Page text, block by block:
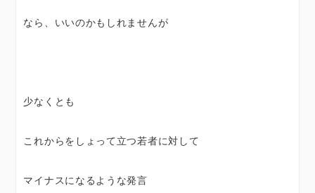
なら、いいのかもしれませんが
少なくとも
これからをしょって立つ若者に対して
マイナスになるような発言